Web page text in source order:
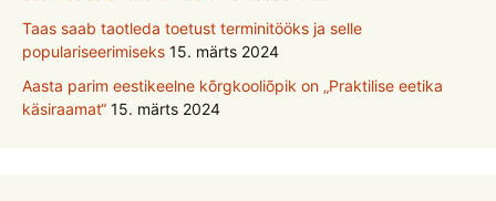
Taas saab taotleda toetust terminitööks ja selle
populariseerimiseks 15. märts 2024
Aasta parim eestikeelne kõrgkooliõpik on „Praktilise eetika
käsiraamat“ 15. märts 2024